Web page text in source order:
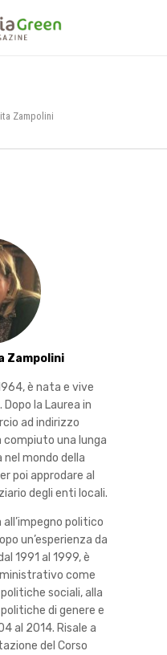
Zampolini
Zampolini
è nata e vive
la Laurea in
ad indirizzo
una lunga
mondo della
poi approdare al
degli enti locali.
all’impegno politico
un’esperienza da
1991 al 1999, è
come
sociali, alla
di genere e
al 2014. Risale a
del Corso